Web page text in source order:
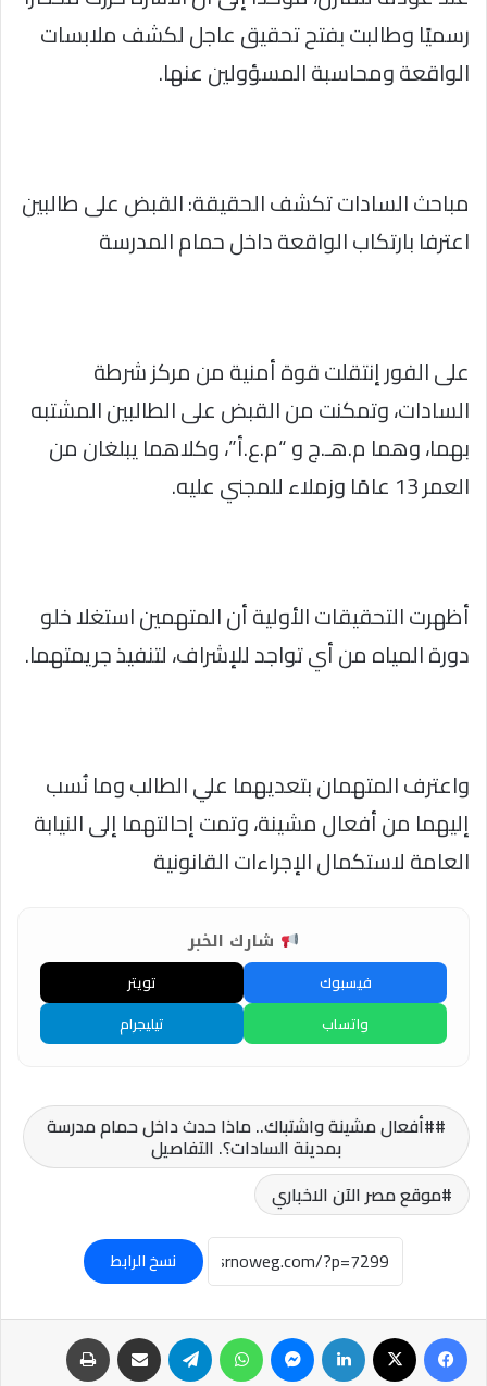
رسميًا وطالبت بفتح تحقيق عاجل لكشف ملابسات
الواقعة ومحاسبة المسؤولين عنها.
مباحث السادات تكشف الحقيقة: القبض على طالبين
اعترفا بارتكاب الواقعة داخل حمام المدرسة
على الفور إنتقلت قوة أمنية من مركز شرطة
السادات، وتمكنت من القبض على الطالبين المشتبه
بهما، وهما م.هـ.ج و “م.ع.أ”، وكلاهما يبلغان من
العمر 13 عامًا وزملاء للمجني عليه.
أظهرت التحقيقات الأولية أن المتهمين استغلا خلو
دورة المياه من أي تواجد للإشراف، لتنفيذ جريمتهما.
واعترف المتهمان بتعديهما علي الطالب وما نُسب
إليهما من أفعال مشينة، وتمت إحالتهما إلى النيابة
العامة لاستكمال الإجراءات القانونية
شارك الخبر
فيسبوك
تويتر
واتساب
تيليجرام
#أفعال مشينة واشتباك.. ماذا حدث داخل حمام مدرسة
بمدينة السادات؟. التفاصيل
موقع مصر الآن الاخباري
نسخ الرابط
فيسبوك لينكدإن ماسنجر واتساب تيلقرام مشاركة عبر البريد